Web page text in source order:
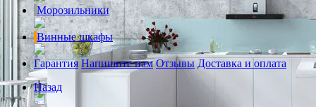
Морозильники
Винные шкафы
Гарантия Напишите нам Отзывы Доставка и оплата
Назад